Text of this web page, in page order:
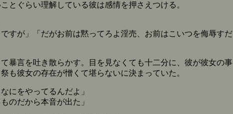
ぐらい理解している彼は感情を押さえつける。
すが」「だがお前は黙ってろよ淫売、お前はこいつを侮辱すだ
暴言を吐き散らかす。目を見なくても十二分に、彼が彼女の事
も彼女の存在が憎くて堪らないに決まっていた。
にをやってるんだよ」
のだから本音が出た」